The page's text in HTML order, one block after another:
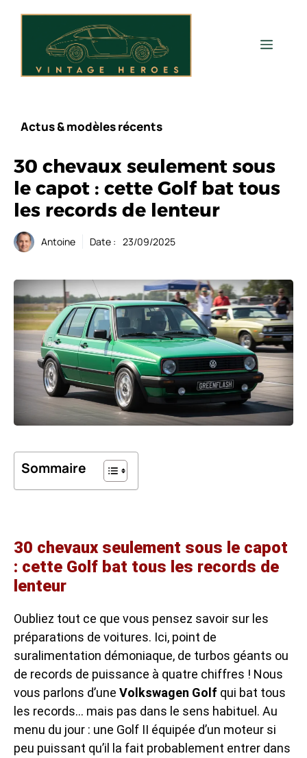
Menu
Actus & modèles récents
30 chevaux seulement sous
le capot : cette Golf bat tous
les records de lenteur
Antoine Date : 23/09/2025
Sommaire
30 chevaux seulement sous le capot
: cette Golf bat tous les records de
lenteur
Oubliez tout ce que vous pensez savoir sur les
préparations de voitures. Ici, point de
suralimentation démoniaque, de turbos géants ou
de records de puissance à quatre chiffres ! Nous
vous parlons d’une Volkswagen Golf qui bat tous
les records… mais pas dans le sens habituel. Au
menu du jour : une Golf II équipée d’un moteur si
peu puissant qu’il la fait probablement entrer dans